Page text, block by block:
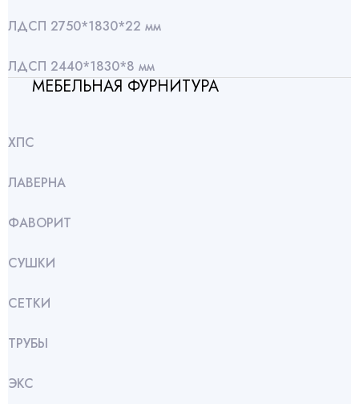
ЛДСП 2750*1830*22 мм
ЛДСП 2440*1830*8 мм
МЕБЕЛЬНАЯ ФУРНИТУРА
ХПС
ЛАВЕРНА
ФАВОРИТ
СУШКИ
СЕТКИ
ТРУБЫ
ЭКС